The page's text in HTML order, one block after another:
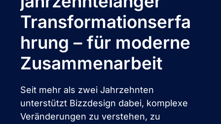
Transformationserfa
hrung – für moderne
Zusammenarbeit
Seit mehr als zwei Jahrzehnten
unterstützt Bizzdesign dabei, komplexe
Veränderungen zu verstehen, zu